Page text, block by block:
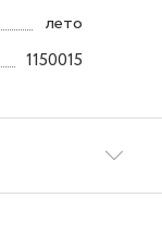
лето
1150015